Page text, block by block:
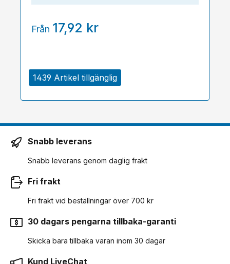
1439 Artikel tillgänglig
Från 17,92 kr
Snabb leverans
Snabb leverans genom daglig frakt
Fri frakt
Fri frakt vid beställningar över 700 kr
30 dagars pengarna tillbaka-garanti
Skicka bara tillbaka varan inom 30 dagar
Kund LiveChat